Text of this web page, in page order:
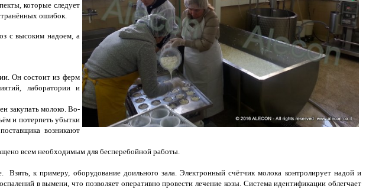
которые следует
ошибок.
с высоким надоем, а
Он состоит из ферм
лаборатории и
закупать молоко. Во-
и потерпеть убытки
возникают
всем необходимым для бесперебойной работы.
к примеру, оборудование доильного зала. Электронный счётчик молока контролирует надой и
в вымени, что позволяет оперативно провести лечение козы. Система идентификации облегчает